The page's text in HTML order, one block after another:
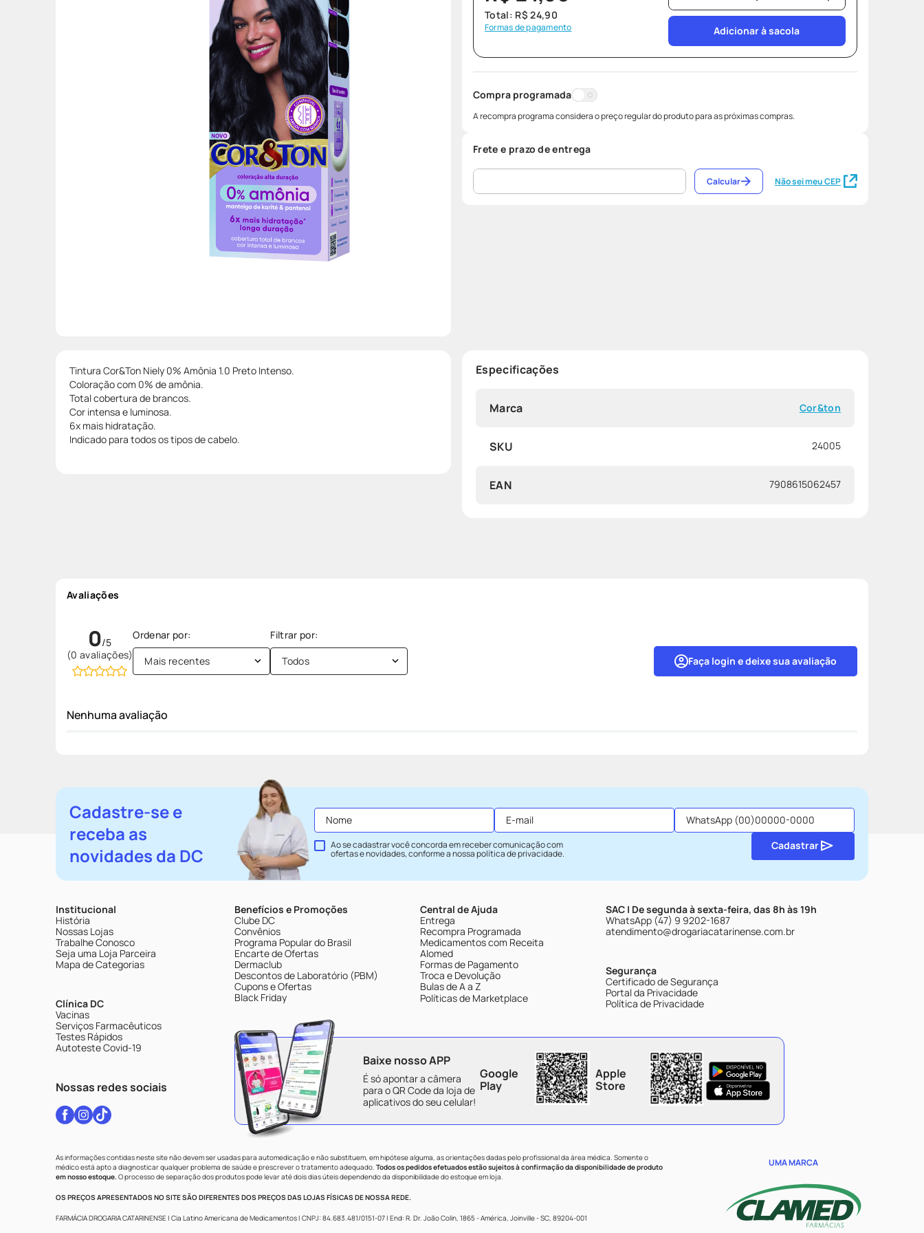
Total: R$ 24,90
Formas de pagamento Adicionar à sacola
Compra programada
A recompra programa considera o preço regular do produto para as próximas compras.
Frete e prazo de entrega
Não sei meu CEP
Calcular
Tintura Cor&Ton Niely 0% Amônia 1.0 Preto Intenso.
Coloração com 0% de amônia.
Total cobertura de brancos.
Cor intensa e luminosa.
6x mais hidratação.
Indicado para todos os tipos de cabelo.
Especificações
Marca Cor&ton
SKU 24005
EAN 7908615062457
Avaliações
0
(0 avaliações) Faça login e deixe sua avaliação
Mais recentes Todos
Nenhuma avaliação
Cadastre-se e
receba as
novidades da DC
Ao se cadastrar você concorda em receber comunicação com
ofertas e novidades, conforme a nossapolítica de privacidade.
Cadastrar
Institucional
História
Nossas Lojas
Trabalhe Conosco
Seja uma Loja Parceira
Mapa de Categorias
Clínica DC
Vacinas
Serviços Farmacêuticos
Testes Rápidos
Autoteste Covid-19
Nossas redes sociais
Benefícios e Promoções
Clube DC
Convênios
Programa Popular do Brasil
Encarte de Ofertas
Dermaclub
Descontos de Laboratório (PBM)
Cupons e Ofertas
Black Friday
Central de Ajuda
Entrega
Recompra Programada
Medicamentos com Receita
Alomed
Formas de Pagamento
Troca e Devolução
Bulas de A a Z
Políticas de Marketplace
SAC | De segunda à sexta-feira, das 8h às 19h
WhatsApp (47) 9 9202-1687
atendimento@drogariacatarinense.com.br
Segurança
Certificado de Segurança
Portal da Privacidade
Política de Privacidade
Baixe nosso APP
É só apontar a câmera
para o QR Code da loja de
aplicativos do seu celular!
Google
Play
Apple
Store
As informações contidas neste site não devem ser usadas para automedicação e não substituem, em hipótese alguma, as orientações dadas pelo profissional da área médica. Somente o
médico está apto a diagnosticar qualquer problema de saúde e prescrever o tratamento adequado. Todos os pedidos efetuados estão sujeitos à confirmação da disponibilidade de produto
em nosso estoque.O processo de separação dos produtos pode levar até dois dias úteis dependendo da disponibilidade do estoque em loja.
OS PREÇOS APRESENTADOS NO SITE SÃO DIFERENTES DOS PREÇOS DAS LOJAS FÍSICAS DE NOSSA REDE.
FARMÁCIA DROGARIA CATARINENSE | Cia Latino Americana de Medicamentos | CNPJ: 84.683.481/0151-07 | End: R. Dr. João Colin, 1865 - América, Joinville - SC, 89204-001
UMA MARCA